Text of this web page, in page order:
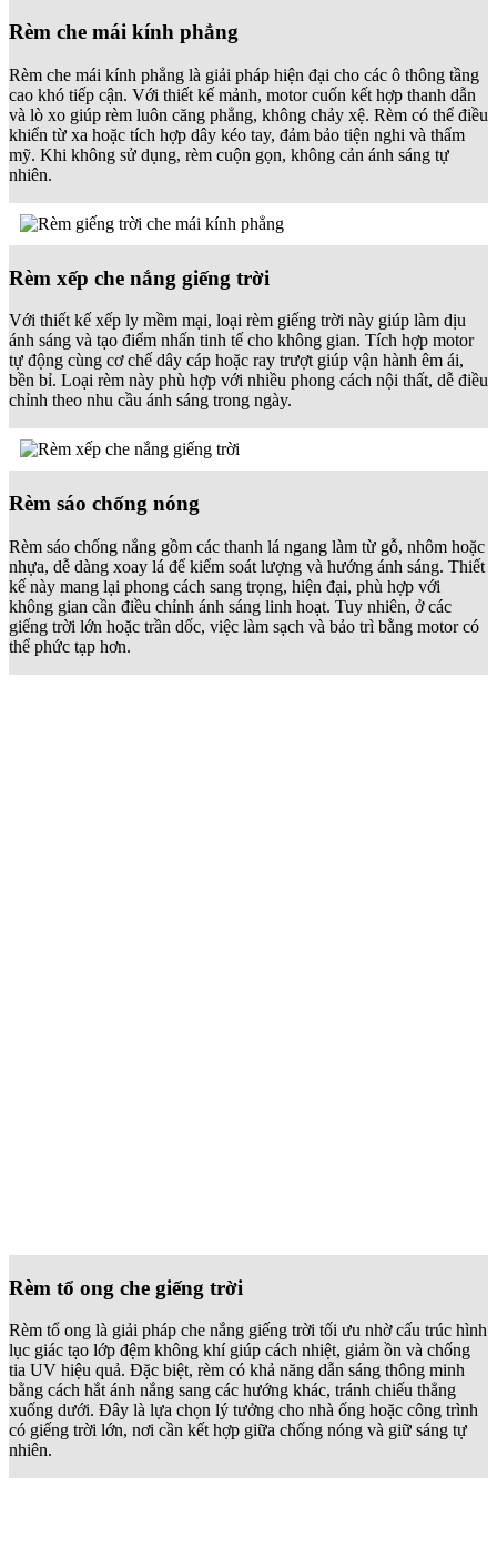
Rèm che mái kính phẳng
Rèm che mái kính phẳng là giải pháp hiện đại cho các ô thông tầng
cao khó tiếp cận. Với thiết kế mảnh, motor cuốn kết hợp thanh dẫn
và lò xo giúp rèm luôn căng phẳng, không chảy xệ. Rèm có thể điều
khiển từ xa hoặc tích hợp dây kéo tay, đảm bảo tiện nghi và thẩm
mỹ. Khi không sử dụng, rèm cuộn gọn, không cản ánh sáng tự
nhiên.
Rèm xếp che nắng giếng trời
Với thiết kế xếp ly mềm mại, loại rèm giếng trời này giúp làm dịu
ánh sáng và tạo điểm nhấn tinh tế cho không gian. Tích hợp motor
tự động cùng cơ chế dây cáp hoặc ray trượt giúp vận hành êm ái,
bền bỉ. Loại rèm này phù hợp với nhiều phong cách nội thất, dễ điều
chỉnh theo nhu cầu ánh sáng trong ngày.
Rèm sáo chống nóng
Rèm sáo chống nắng gồm các thanh lá ngang làm từ gỗ, nhôm hoặc
nhựa, dễ dàng xoay lá để kiểm soát lượng và hướng ánh sáng. Thiết
kế này mang lại phong cách sang trọng, hiện đại, phù hợp với
không gian cần điều chỉnh ánh sáng linh hoạt. Tuy nhiên, ở các
giếng trời lớn hoặc trần dốc, việc làm sạch và bảo trì bằng motor có
thể phức tạp hơn.